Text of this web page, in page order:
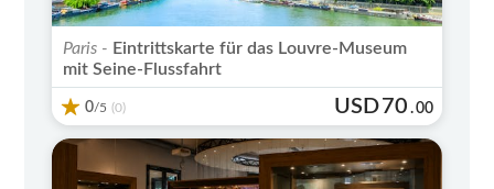
Paris - Eintrittskarte für das Louvre-Museum
mit Seine-Flussfahrt
0/5 (0) USD70 .00